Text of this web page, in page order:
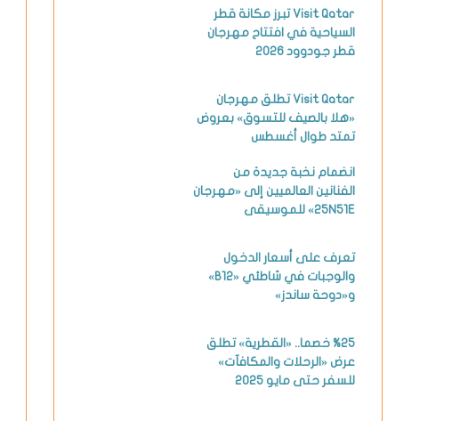
Visit Qatar تبرز مكانة قطر
السياحية في افتتاح مهرجان
قطر جودوود 2026
Visit Qatar تطلق مهرجان
«هلا بالصيف للتسوق» بعروض
تمتد طوال أغسطس
انضمام نخبة جديدة من
الفنانين العالميين إلى «مهرجان
25N51E» للموسيقى
تعرف على أسعار الدخول
والوجبات في شاطئي «B12»
و«دوحة ساندز»
%25 خصما.. «القطرية» تطلق
عرض «الرحلات والمكافآت»
للسفر حتى مايو 2025